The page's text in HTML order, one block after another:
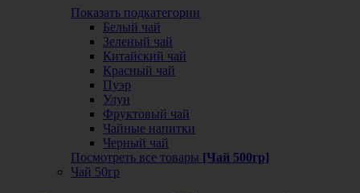
Показать подкатегории
Белый чай
Зеленый чай
Китайский чай
Красный чай
Пуэр
Улун
Фруктовый чай
Чайные напитки
Черный чай
Посмотреть все товары [Чай 500гр]
Чай 50гр